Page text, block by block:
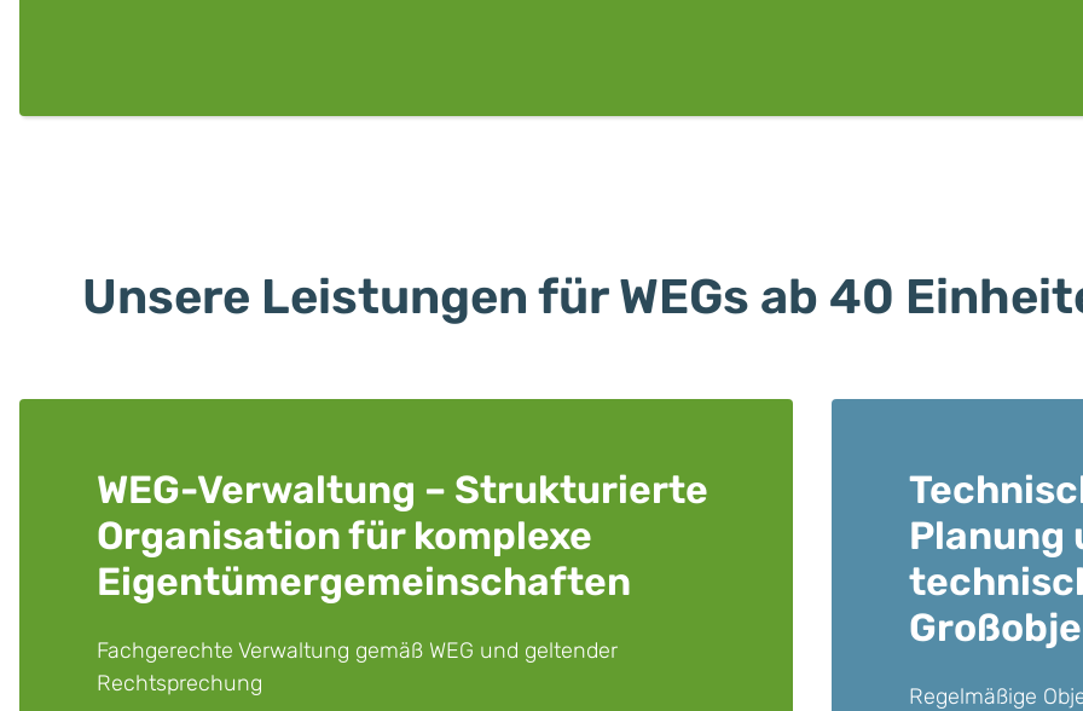
Unsere Leistungen für WEGs ab 40
WEG-Verwaltung – Strukturierte
Organisation für komplexe
Eigentümer­gemeinschaften
Fachgerechte Verwaltung gemäß WEG und geltender
Rechtsprechung
Planung
Regelmäßige